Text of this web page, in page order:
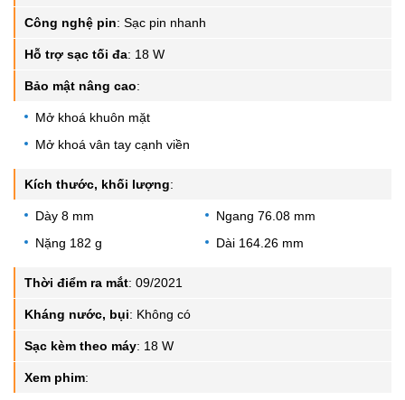
Công nghệ pin: Sạc pin nhanh
Hỗ trợ sạc tối đa: 18 W
Bảo mật nâng cao:
Mở khoá khuôn mặt
Mở khoá vân tay cạnh viền
Kích thước, khối lượng:
Dày 8 mm
Ngang 76.08 mm
Nặng 182 g
Dài 164.26 mm
Thời điểm ra mắt: 09/2021
Kháng nước, bụi: Không có
Sạc kèm theo máy: 18 W
Xem phim: